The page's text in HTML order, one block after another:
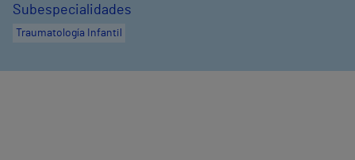
Subespecialidades
Traumatología Infantil